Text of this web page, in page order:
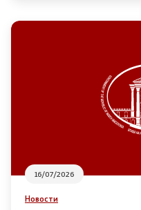
16/07/2026
Новости